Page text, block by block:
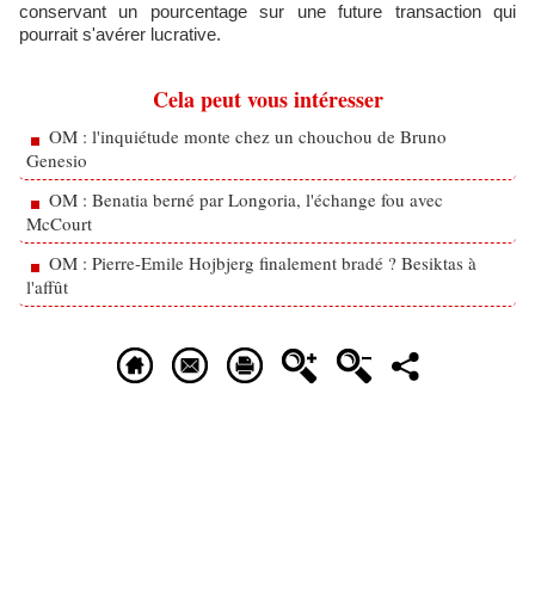
conservant un pourcentage sur une future transaction qui
pourrait s'avérer lucrative.
Cela peut vous intéresser
OM : l'inquiétude monte chez un chouchou de Bruno
Genesio
OM : Benatia berné par Longoria, l'échange fou avec
McCourt
OM : Pierre-Emile Hojbjerg finalement bradé ? Besiktas à
l'affût